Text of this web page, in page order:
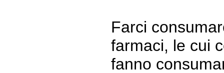
Farci
farmaci, le cui
fanno